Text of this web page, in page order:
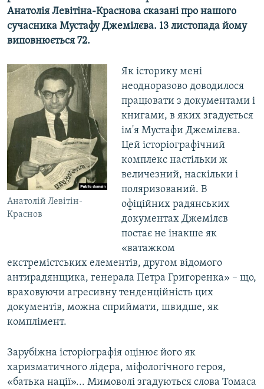
Усі сайти RFE/RL
Анатолія Левітіна-Краснова сказані про нашого
сучасника Мустафу Джемілєва. 13 листопада йому
виповнюється 72.
Анатолій Левітін-
Краснов
Як історику мені
неодноразово доводилося
працювати з документами і
книгами, в яких згадується
ім'я Мустафи Джемілєва.
Цей історіографічний
комплекс настільки ж
величезний, наскільки і
поляризований. В
офіційних радянських
документах Джемілєв
постає не інакше як
«ватажком
екстремістських елементів, другом відомого
антирадянщика, генерала Петра Григоренка» – що,
враховуючи агресивну тенденційність цих
документів, можна сприймати, швидше, як
комплімент.
Зарубіжна історіографія оцінює його як
харизматичного лідера, міфологічного героя,
«батька нації»... Мимоволі згадуються слова Томаса